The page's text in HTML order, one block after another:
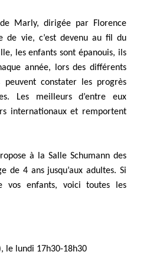
Marly, dirigée par Florence
de vie, c’est devenu au fil du
les enfants sont épanouis, ils
année, lors des différents
peuvent constater les progrès
Les meilleurs d’entre eux
internationaux et remportent
à la Salle Schumann des
de 4 ans jusqu’aux adultes. Si
vos enfants, voici toutes les
le lundi 17h30-18h30